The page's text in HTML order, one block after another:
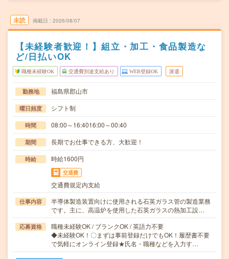
未読 掲載日 2026/08/07
【未経験者歓迎！】組立・加工・食品製造な
ど/日払いOK
職種未経験OK 交通費別途支給あり WEB登録OK 派遣
勤務地 福島県郡山市
曜日頻度 シフト制
時間 08:00～16:4016:00～00:40
期間 長期でお仕事できる方、大歓迎！
時給 時給1600円
交通費
交通費規定内支給
仕事内容
半導体製造装置向けに使用される石英ガラス管の製造業務
です。主に、高温炉を使用した石英ガラスの熱加工設…
応募資格
職種未経験OK / ブランクOK / 英語力不要
◆未経験OK！〇まずは事前登録だけでもOK！履歴書不要
で気軽にオンライン登録★氏名・職種などを入力す…